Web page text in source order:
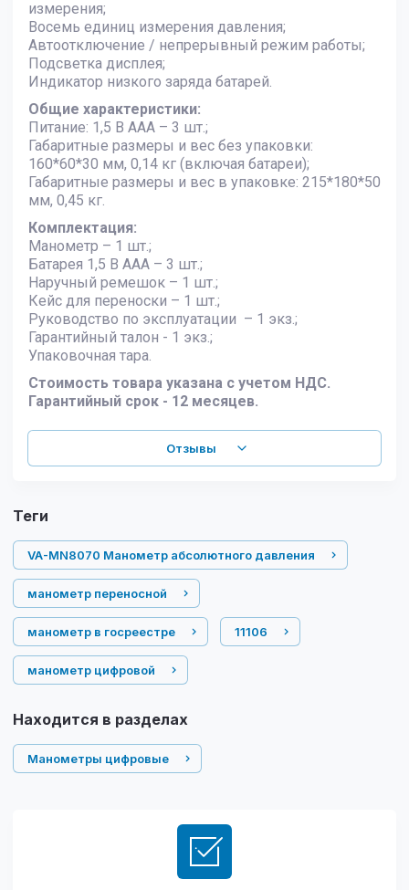
измерения;
Восемь единиц измерения давления;
Автоотключение / непрерывный режим работы;
Подсветка дисплея;
Индикатор низкого заряда батарей.
Общие характеристики:
Питание: 1,5 В ААА – 3 шт.;
Габаритные размеры и вес без упаковки:
160*60*30 мм, 0,14 кг (включая батареи);
Габаритные размеры и вес в упаковке: 215*180*50
мм, 0,45 кг.
Комплектация:
Манометр – 1 шт.;
Батарея 1,5 В ААА – 3 шт.;
Наручный ремешок – 1 шт.;
Кейс для переноски – 1 шт.;
Руководство по эксплуатации – 1 экз.;
Гарантийный талон - 1 экз.;
Упаковочная тара.
Стоимость товара указана с учетом НДС.
Гарантийный срок - 12 месяцев.
Отзывы
теги
VA-MN8070 Манометр абсолютного давления
манометр переносной
манометр в госреестре 11106
манометр цифровой
Находится в разделах
Манометры цифровые